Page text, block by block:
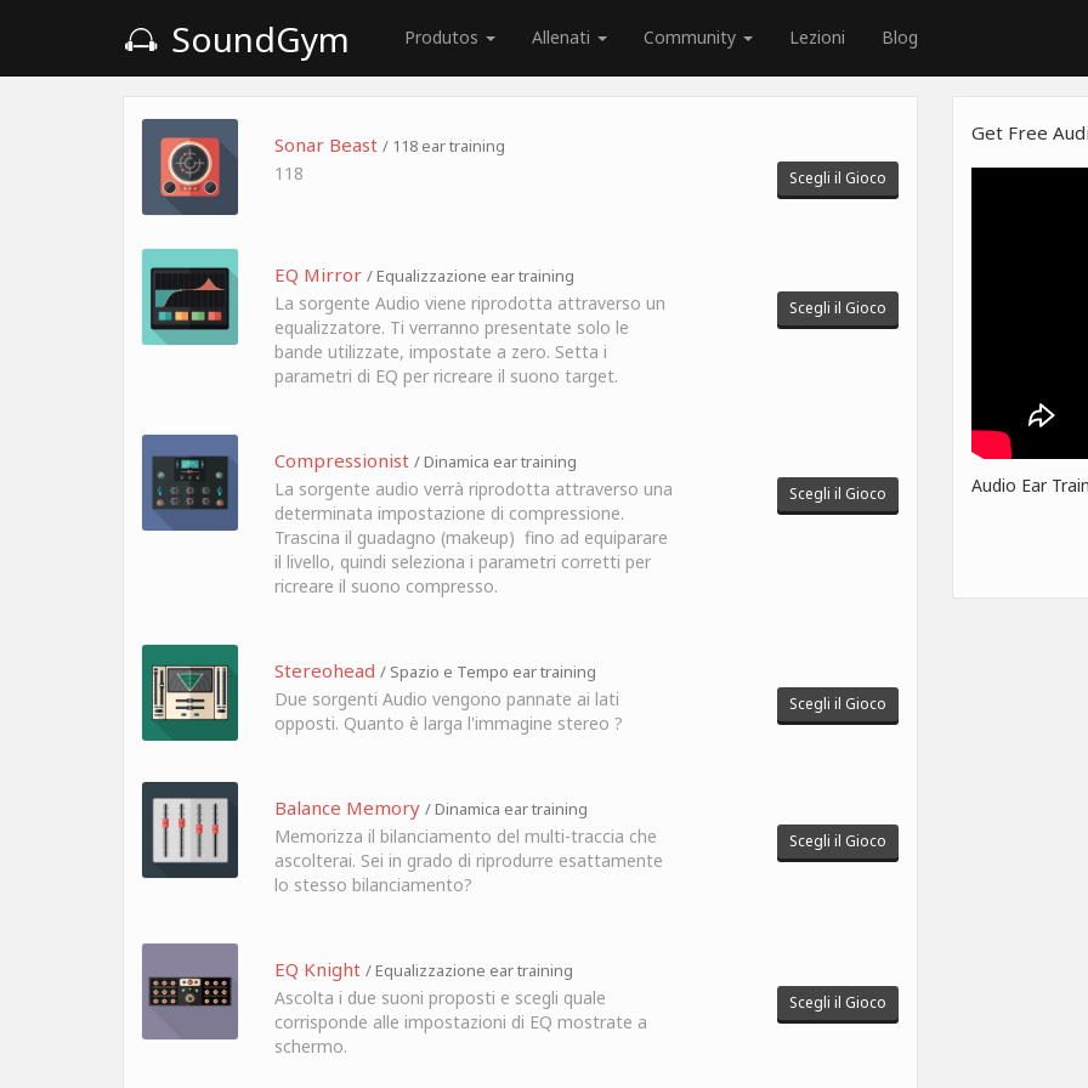
SoundGym Produtos Allenati Community Lezioni Blog
Sonar Beast / 118 ear training
118 Scegli il Gioco
EQ Mirror / Equalizzazione ear training
La sorgente Audio viene riprodotta attraverso un
equalizzatore. Ti verranno presentate solo le
bande utilizzate, impostate a zero. Setta i
parametri di EQ per ricreare il suono target.
Scegli il Gioco
Compressionist / Dinamica ear training
La sorgente audio verrà riprodotta attraverso una
determinata impostazione di compressione.
Trascina il guadagno (makeup) fino ad equiparare
il livello, quindi seleziona i parametri corretti per
ricreare il suono compresso.
Scegli il Gioco
Stereohead / Spazio e Tempo ear training
Due sorgenti Audio vengono pannate ai lati
opposti. Quanto è larga l'immagine stereo ?
Scegli il Gioco
Balance Memory / Dinamica ear training
Memorizza il bilanciamento del multi-traccia che
ascolterai. Sei in grado di riprodurre esattamente
lo stesso bilanciamento?
Scegli il Gioco
EQ Knight / Equalizzazione ear training
Ascolta i due suoni proposti e scegli quale
corrisponde alle impostazioni di EQ mostrate a
schermo.
Scegli il Gioco
Get Free
Audio Ear